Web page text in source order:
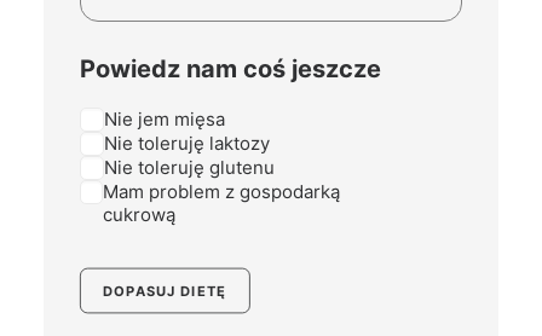
Powiedz nam coś jeszcze
Nie jem mięsa
Nie toleruję laktozy
Nie toleruję glutenu
Mam problem z gospodarką
cukrową
DOPASUJ DIETĘ